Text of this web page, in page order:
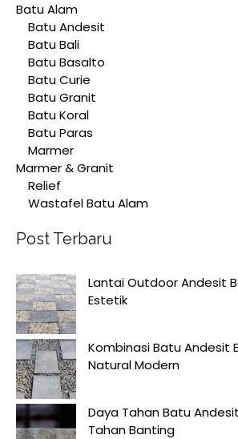
Batu Alam
Batu Andesit
Batu Bali
Batu Basalto
Batu Curie
Batu Granit
Batu Koral
Batu Paras
Marmer
Marmer & Granit
Relief
Wastafel Batu Alam
Post Terbaru
Lantai Outdoor Andesit
Estetik
Kombinasi Batu Andesit
Natural Modern
Daya Tahan Batu
Tahan Banting